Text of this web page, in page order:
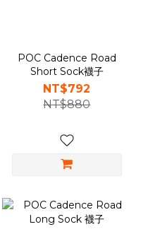
POC Cadence Road
Short Sock襪子
NT$792
NT$880